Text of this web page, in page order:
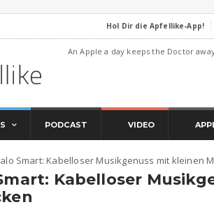
Hol Dir die Apfellike-App!
An Apple a day keeps the Doctor
PODCAST VIDEO
Smart: Kabelloser Musikgenuss mit kleinen
Kabelloser